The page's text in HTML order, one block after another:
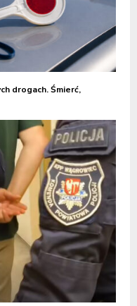
drogach. Śmierć,